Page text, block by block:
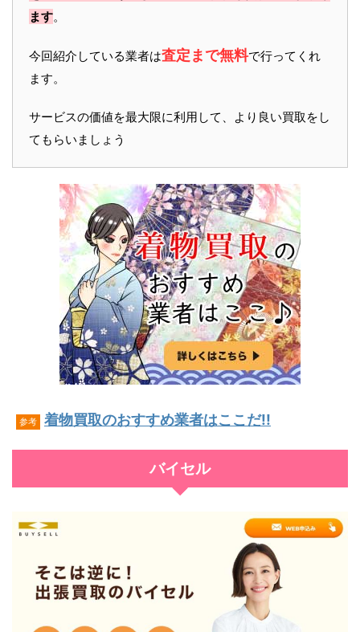
ます。
今回紹介している業者は査定まで無料で行ってくれ
ます。
サービスの価値を最大限に利用して、より良い買取をし
てもらいましょう
参考 着物買取のおすすめ業者はここだ!!
バイセル